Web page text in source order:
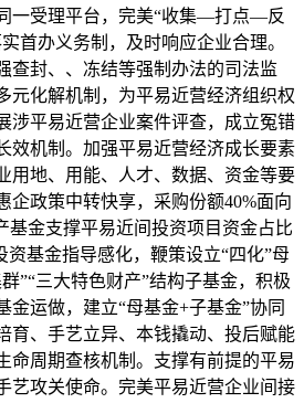
一受理平台，完美“收集—打点—反
首办义务制，及时响应企业合理。
查封、、冻结等强制办法的司法监
元化解机制，为平易近营经济组织权
涉平易近营企业案件评查，成立冤错
效机制。加强平易近营经济成长要素
用地、用能、人才、数据、资金等要
企政策中转快享，采购份额40%面向
基金支撑平易近间投资项目资金占比
资基金指导感化，鞭策设立“四化”母
”“三大特色财产”结构子基金，积极
金运做，建立“母基金+子基金”协同
育、手艺立异、本钱撬动、投后赋能
命周期查核机制。支撑有前提的平易
艺攻关使命。完美平易近营企业间接